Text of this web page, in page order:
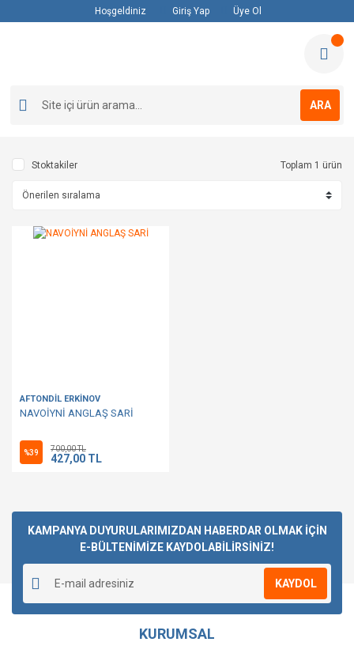
Hoşgeldiniz Giriş Yap Üye Ol
ARA
Stoktakiler Toplam 1 ürün
AFTONDİL ERKİNOV
NAVOİYNİ ANGLAŞ SARİ
%39 700,00 TL
427,00 TL
KAMPANYA DUYURULARIMIZDAN HABERDAR OLMAK İÇİN
E-BÜLTENİMİZE KAYDOLABİLİRSİNİZ!
KAYDOL
KURUMSAL